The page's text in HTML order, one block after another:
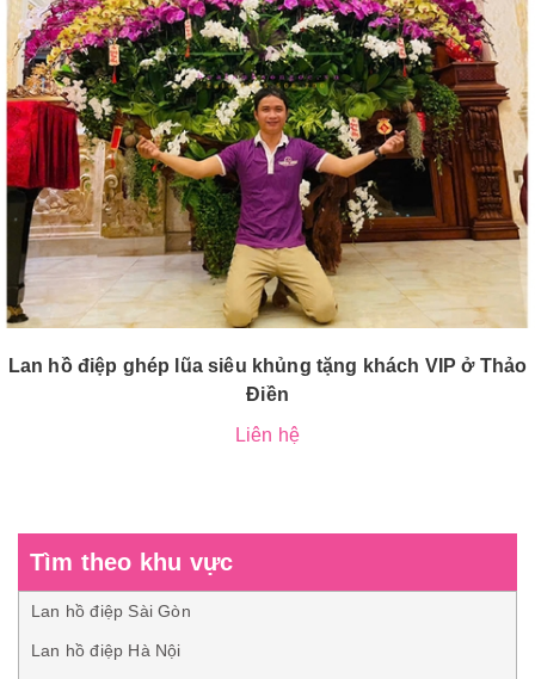
Lan hồ điệp ghép lũa siêu khủng tặng khách VIP ở Thảo
Điền
Liên hệ
Tìm theo khu vực
Lan hồ điệp Sài Gòn
Lan hồ điệp Hà Nội